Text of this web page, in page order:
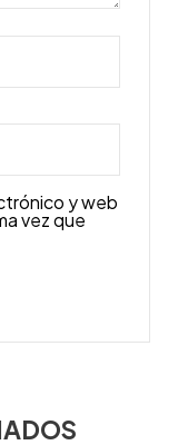
y web
vez que